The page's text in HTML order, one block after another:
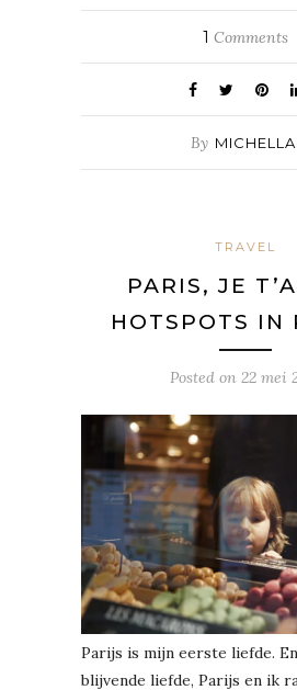
1 Comments
By MICHELLA
TRAVEL
PARIS, JE
HOTSPOTS IN
Posted on 22 mei
Parijs is mijn eerste liefde.
blijvende liefde, Parijs en ik